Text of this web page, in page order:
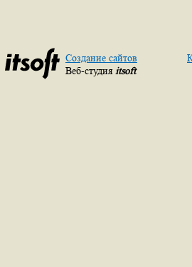
Создание сайтов
Веб-студия itsoft